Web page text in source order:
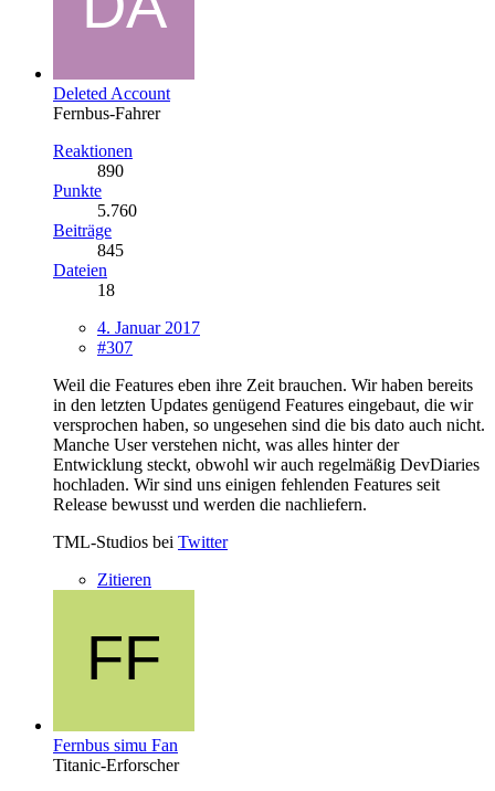
Deleted Account
Fernbus-Fahrer
Reaktionen
890
Punkte
5.760
Beiträge
845
Dateien
18
4. Januar 2017
#307
Weil die Features eben ihre Zeit brauchen. Wir haben bereits
in den letzten Updates genügend Features eingebaut, die wir
versprochen haben, so ungesehen sind die bis dato auch nicht.
Manche User verstehen nicht, was alles hinter der
Entwicklung steckt, obwohl wir auch regelmäßig DevDiaries
hochladen. Wir sind uns einigen fehlenden Features seit
Release bewusst und werden die nachliefern.
TML-Studios bei Twitter
Zitieren
Fernbus simu Fan
Titanic-Erforscher